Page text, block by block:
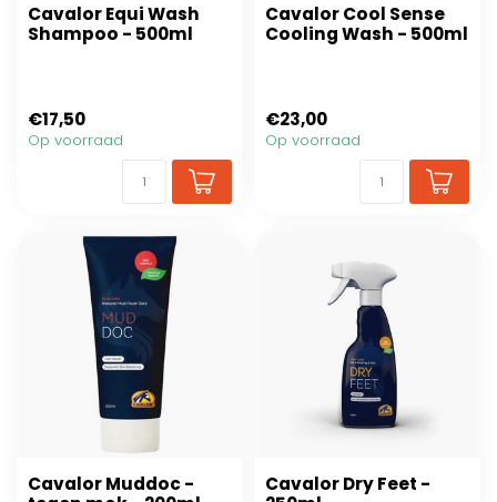
Cavalor Equi Wash
Shampoo - 500ml
€17,50
Op voorraad
Cavalor Cool Sense
Cooling Wash - 500ml
€23,00
Op voorraad
Cavalor Muddoc -
Cavalor Dry Feet -